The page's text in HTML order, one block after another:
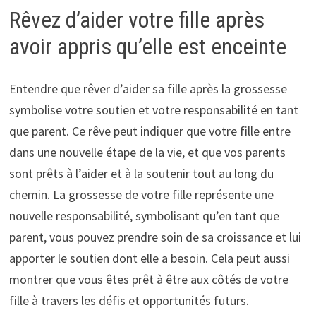
Rêvez d’aider votre fille après
avoir appris qu’elle est enceinte
Entendre que rêver d’aider sa fille après la grossesse
symbolise votre soutien et votre responsabilité en tant
que parent. Ce rêve peut indiquer que votre fille entre
dans une nouvelle étape de la vie, et que vos parents
sont prêts à l’aider et à la soutenir tout au long du
chemin. La grossesse de votre fille représente une
nouvelle responsabilité, symbolisant qu’en tant que
parent, vous pouvez prendre soin de sa croissance et lui
apporter le soutien dont elle a besoin. Cela peut aussi
montrer que vous êtes prêt à être aux côtés de votre
fille à travers les défis et opportunités futurs.